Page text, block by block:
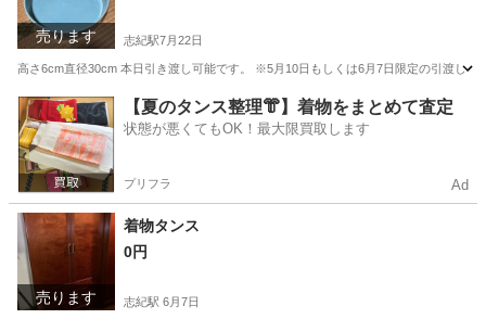
売ります 志紀駅7月22日
高さ6cm直径30cm 本日引き渡し可能です。 ※5月10日もしくは6月7日限定の引渡し
大阪 八尾市 志紀駅 インテリア雑貨/小物 引渡し
【夏のタンス整理👘】着物をまとめて査定
状態が悪くてもOK！最大限買取します
プリフラ Ad
売ります
着物タンス
0円
志紀駅 6月7日